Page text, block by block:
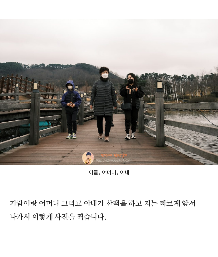
아들, 어머니, 아내
가람이랑 어머니 그리고 아내가 산책을 하고 저는 빠르게 앞서
나가서 이렇게 사진을 찍습니다.